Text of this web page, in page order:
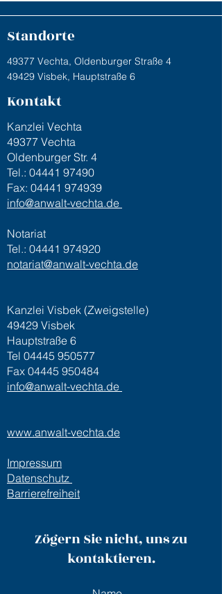
Standorte
49377 Vechta, Oldenburger Straße 4
49429 Visbek, Hauptstraße 6
Kontakt
Kanzlei Vechta
49377 Vechta
Oldenburger Str. 4
Tel.: 04441 97490
Fax: 04441 974939
info@anwalt-vechta.de
Notariat
Tel.: 04441 974920
notariat@anwalt-vechta.de
Kanzlei Visbek (Zweigstelle)
49429 Visbek
Hauptstraße 6
Tel 04445 950577
Fax 04445 950484
info@anwalt-vechta.de
www.anwalt-vechta.de
Impressum
Datenschutz
Barrierefreiheit
Zögern Sie nicht, uns zu
kontaktieren.